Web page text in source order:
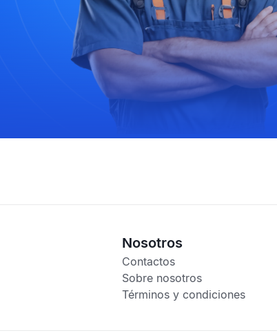
Nosotros
Contactos
Sobre nosotros
Términos y condiciones